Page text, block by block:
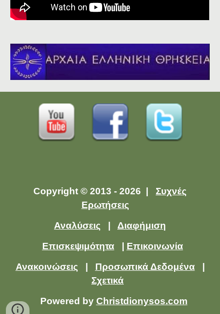
Copyright © 2013 - 2026 | Συχνές
Ερωτήσεις
Αναλύσεις
Διαφήμιση
Επισκεψιμότητα| Επικοινωνία
Ανακοινώσεις
Προσωπικά Δεδομένα|
Σχετικά
Powered by Christdionysos.com